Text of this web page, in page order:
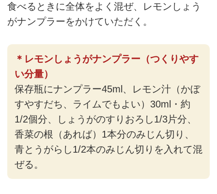
食べるときに全体をよく混ぜ、レモンしょう
がナンプラーをかけていただく。
＊レモンしょうがナンプラー（つくりやす
い分量）
保存瓶にナンプラー45ml、レモン汁（かぼ
すやすだち、ライムでもよい）30ml・約
1/2個分、しょうがのすりおろし1/3片分、
香菜の根（あれば）1本分のみじん切り、
青とうがらし1/2本のみじん切りを入れて混
ぜる。